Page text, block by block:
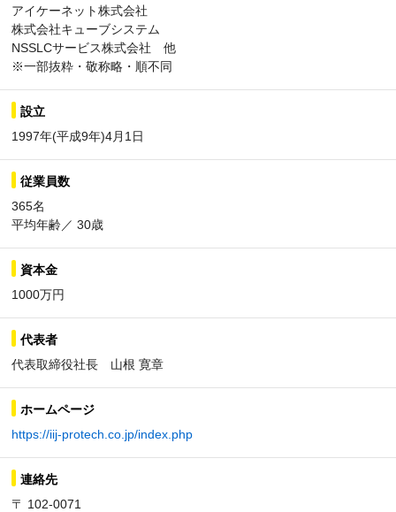
アイケーネット株式会社
株式会社キューブシステム
NSSLCサービス株式会社 他
※一部抜粋・敬称略・順不同
設立
1997年(平成9年)4月1日
従業員数
365名
平均年齢／ 30歳
資本金
1000万円
代表者
代表取締役社長 山根 寛章
ホームページ
https://iij-protech.co.jp/index.php
連絡先
〒 102-0071